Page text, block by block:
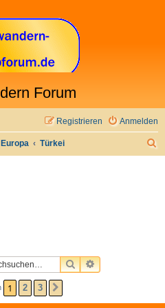
Forum
Anmelden
Registrieren
Europa Türkei
SUCHEERWEITERTE
1 2 3